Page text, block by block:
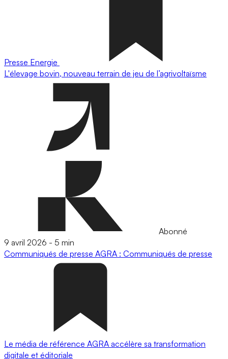
Presse Energie
L'élevage bovin, nouveau terrain de jeu de l’agrivoltaïsme
Abonné
9 avril 2026 - 5 min
Communiqués de presse AGRA : Communiqués de presse
Le média de référence AGRA accélère sa transformation
digitale et éditoriale